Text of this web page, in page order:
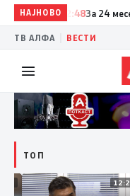
НАЈНОВО
12:48 За 24 месеци
ТВ АЛФА ВЕСТИ
ТОП
12:33